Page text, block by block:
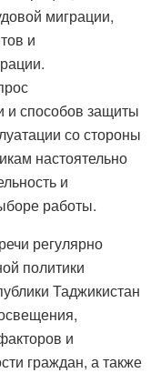
миграции,
и
и способов защиты
со стороны
настоятельно
и
работы.
регулярно
политики
Таджикистан
и
граждан, а также